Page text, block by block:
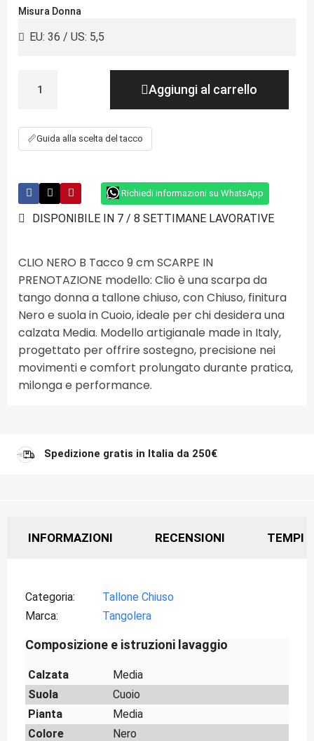
Misura Donna
Aggiungi al carrello
📏Guida alla scelta del tacco
Richiedi informazioni su WhatsApp
DISPONIBILE IN 7 / 8 SETTIMANE LAVORATIVE
CLIO NERO B Tacco 9 cm SCARPE IN
PRENOTAZIONE modello: Clio è una scarpa da
tango donna a tallone chiuso, con Chiuso, finitura
Nero e suola in Cuoio, ideale per chi desidera una
calzata Media. Modello artigianale made in Italy,
progettato per offrire sostegno, precisione nei
movimenti e comfort prolungato durante pratica,
milonga e performance.
Spedizione gratis in Italia da 250€
INFORMAZIONI RECENSIONI TEMPI
Categoria
Tallone Chiuso
Marca
Tangolera
Composizione e istruzioni lavaggio
Calzata
Media
Suola
Cuoio
Pianta
Media
Colore
Nero